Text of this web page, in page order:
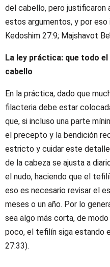
del cabello, pero justificaron
estos argumentos, y por eso
Kedoshim 27:9; Majshavot
La ley práctica: que todo
cabello
En la práctica, dado que
filacteria debe estar
que, si incluso una parte
el precepto y la bendición
estricto y cuidar este
de la cabeza se ajusta a
el nudo, haciendo que el
eso es necesario revisar el
meses o un año. Por lo
sea algo más corta, de
poco, el tefilín siga estando
27:33).